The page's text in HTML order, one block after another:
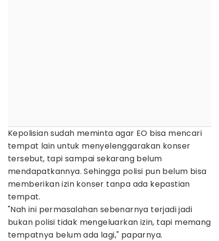
Kepolisian sudah meminta agar EO bisa mencari
tempat lain untuk menyelenggarakan konser
tersebut, tapi sampai sekarang belum
mendapatkannya. Sehingga polisi pun belum bisa
memberikan izin konser tanpa ada kepastian
tempat.
"Nah ini permasalahan sebenarnya terjadi jadi
bukan polisi tidak mengeluarkan izin, tapi memang
tempatnya belum ada lagi," paparnya.